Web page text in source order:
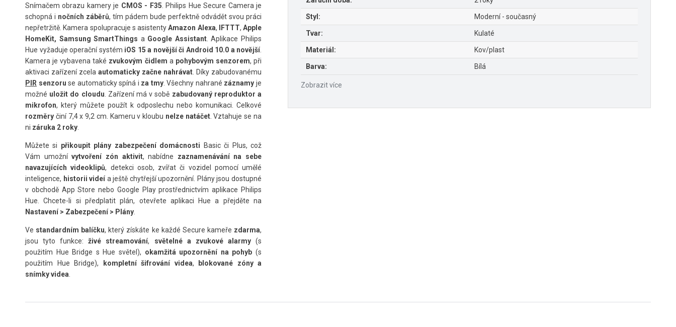
Snímačem obrazu kamery je CMOS - F35 . Philips Hue Secure Camera je
schopná i nočních záběrů, tím pádem bude perfektně odvádět svou práci
nepřetržitě. Kamera spolupracuje s asistentyAmazon Alexa, IFTTT, Apple
HomeKit, Samsung SmartThings a Google Assistant. Aplikace Philips
Hue vyžaduje operační systém iOS 15 a novější či Android 10.0 a novější.
Kamera je vybavena také zvukovým čidlem a pohybovým senzorem, při
aktivaci zařízení zcela automaticky začne nahrávat . Díky zabudovanému
PIR senzoru se automaticky spíná i za tmy. Všechny nahrané záznamyje
možné uložit do cloudu . Zařízení má v sobě zabudovaný reproduktor a
mikrofon, který můžete použít k odposlechu nebo komunikaci. Celkové
rozměry činí 7,4 x 9,2 cm. Kameru v kloubu nelze natáčet. Vztahuje se na
ni záruka 2 roky
Můžete si přikoupit plány zabezpečení domácnosti Basic či Plus, což
Vám umožnívytvoření zón aktivit, nabídne zaznamenávání na sebe
navazujících videoklipů, detekci osob, zvířat či vozidel pomocí umělé
inteligence, historii videía ještě chytřejší upozornění. Plány jsou dostupné
v obchodě App Store nebo Google Play prostřednictvím aplikace Philips
Hue. Chcete-li si předplatit plán, otevřete aplikaci Hue a přejděte na
Nastavení > Zabezpečení > Plány
Ve standardním balíčku, který získáte ke každé Secure kameře zdarma,
jsou tyto funkce:živé streamování, světelné a zvukové alarmy(s
použitím Hue Bridge s Hue světel), okamžitá upozornění na pohyb (s
použitím Hue Bridge),
kompletní šifrování videa,
blokované zóny a
snímky videa
Styl: Moderní - současný
Tvar: Kulaté
Materiál: Kov/plast
Barva: Bílá
Zobrazit více